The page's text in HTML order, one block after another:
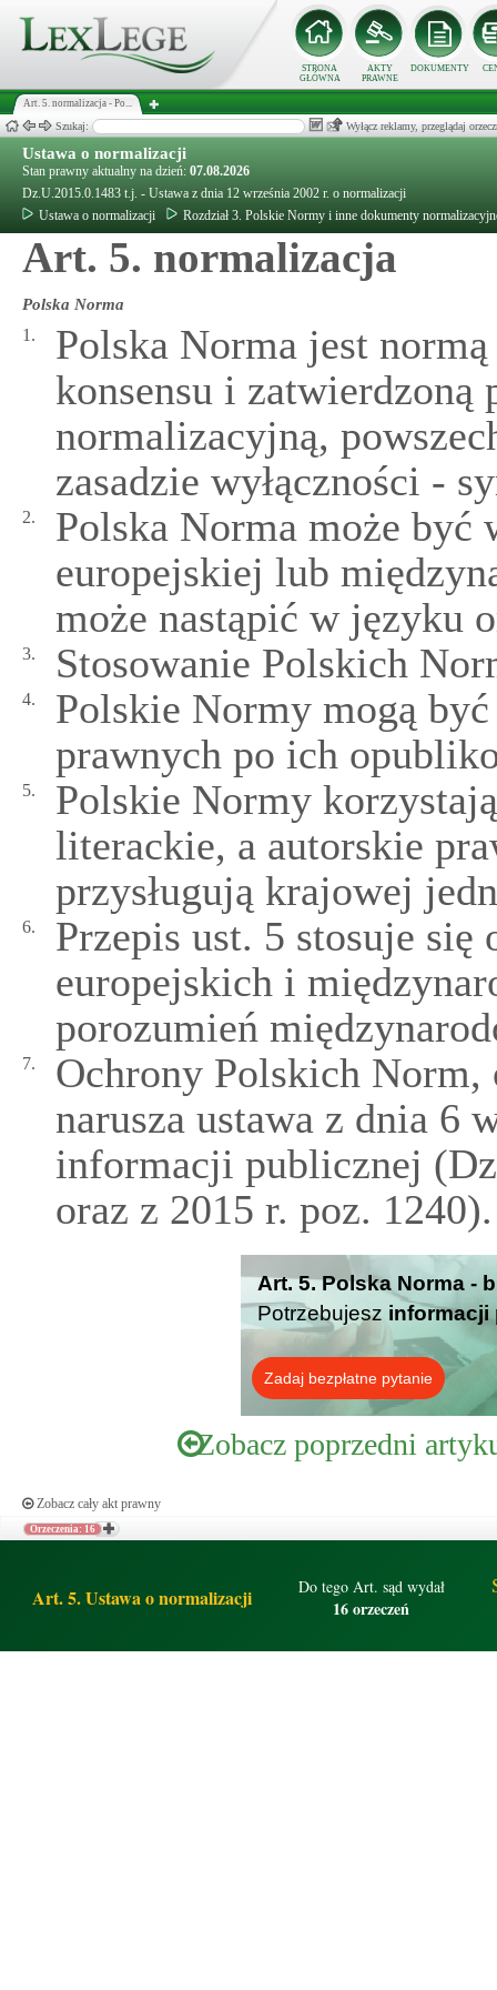
STRONA
GŁÓWNA
AKTY
PRAWNE
DOKUMENTY
Art. 5. normalizacja - Po...
Szukaj: Wyłącz reklamy, przeglądaj
Ustawa o normalizacji
Stan prawny aktualny na dzień: 07.08.2026
Dz.U.2015.0.1483 t.j. - Ustawa z dnia 12 września 2002 r. o normalizacji
Ustawa o normalizacji
Rozdział 3. Polskie Normy i inne dokumenty
Art. 5. normalizacja
Polska Norma
1.
Polska Norma jest
konsensu i zatwierdzoną
normalizacyjną,
zasadzie wyłączności -
2.
Polska Norma może być
europejskiej lub
może nastąpić w języku
3. Stosowanie Polskich
4.
Polskie Normy mogą
prawnych po ich
5.
Polskie Normy
literackie, a autorskie
przysługują krajowej
6.
Przepis ust. 5 stosuje
europejskich i
porozumień
7.
Ochrony Polskich
narusza ustawa z dnia 6
informacji publicznej
oraz z 2015 r. poz. 1240).
Art. 5. Polska Norma -
Potrzebujesz informacji
Zadaj bezpłatne pytanie
Zobacz poprzedni
Zobacz cały akt prawny
Orzeczenia: 16
Art. 5. Ustawa o normalizacji Do tego Art. sąd wydał
16 orzeczeń